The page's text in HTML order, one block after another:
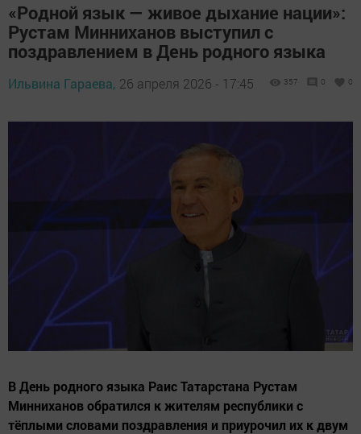
«Родной язык — живое дыхание нации»:
Рустам Минниханов выступил с
поздравлением в День родного языка
Ильвина Гараева, 26 апреля 2026 - 17:45 357 0 0
В День родного языка Раис Татарстана Рустам
Минниханов обратился к жителям республики с
тёплыми словами поздравления и приурочил их к двум